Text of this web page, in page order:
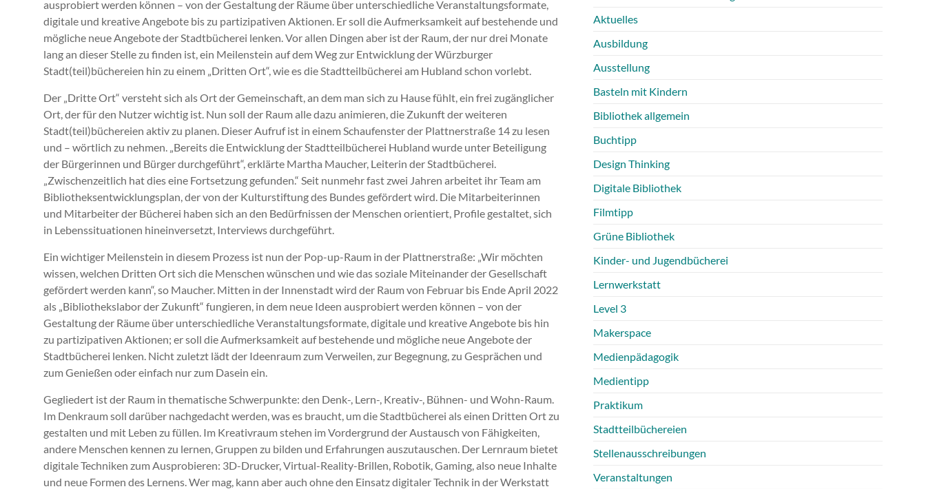
ausprobiert werden können – von der Gestaltung der Räume über unterschiedliche Veranstaltungsformate,
digitale und kreative Angebote bis zu partizipativen Aktionen. Er soll die Aufmerksamkeit auf bestehende und
mögliche neue Angebote der Stadtbücherei lenken. Vor allen Dingen aber ist der Raum, der nur drei Monate
lang an dieser Stelle zu finden ist, ein Meilenstein auf dem Weg zur Entwicklung der Würzburger
Stadt(teil)büchereien hin zu einem „Dritten Ort“, wie es die Stadtteilbücherei am Hubland schon vorlebt.
Der „Dritte Ort“ versteht sich als Ort der Gemeinschaft, an dem man sich zu Hause fühlt, ein frei zugänglicher
Ort, der für den Nutzer wichtig ist. Nun soll der Raum alle dazu animieren, die Zukunft der weiteren
Stadt(teil)büchereien aktiv zu planen. Dieser Aufruf ist in einem Schaufenster der Plattnerstraße 14 zu lesen
und – wörtlich zu nehmen. „Bereits die Entwicklung der Stadtteilbücherei Hubland wurde unter Beteiligung
der Bürgerinnen und Bürger durchgeführt“, erklärte Martha Maucher, Leiterin der Stadtbücherei.
„Zwischenzeitlich hat dies eine Fortsetzung gefunden.“ Seit nunmehr fast zwei Jahren arbeitet ihr Team am
Bibliotheksentwicklungsplan, der von der Kulturstiftung des Bundes gefördert wird. Die Mitarbeiterinnen
und Mitarbeiter der Bücherei haben sich an den Bedürfnissen der Menschen orientiert, Profile gestaltet, sich
in Lebenssituationen hineinversetzt, Interviews durchgeführt.
Ein wichtiger Meilenstein in diesem Prozess ist nun der Pop-up-Raum in der Plattnerstraße: „Wir möchten
wissen, welchen Dritten Ort sich die Menschen wünschen und wie das soziale Miteinander der Gesellschaft
gefördert werden kann“, so Maucher. Mitten in der Innenstadt wird der Raum von Februar bis Ende April 2022
als „Bibliothekslabor der Zukunft“ fungieren, in dem neue Ideen ausprobiert werden können – von der
Gestaltung der Räume über unterschiedliche Veranstaltungsformate, digitale und kreative Angebote bis hin
zu partizipativen Aktionen; er soll die Aufmerksamkeit auf bestehende und mögliche neue Angebote der
Stadtbücherei lenken. Nicht zuletzt lädt der Ideenraum zum Verweilen, zur Begegnung, zu Gesprächen und
zum Genießen oder einfach nur zum Dasein ein.
Gegliedert ist der Raum in thematische Schwerpunkte: den Denk-, Lern-, Kreativ-, Bühnen- und Wohn-Raum.
Im Denkraum soll darüber nachgedacht werden, was es braucht, um die Stadtbücherei als einen Dritten Ort zu
gestalten und mit Leben zu füllen. Im Kreativraum stehen im Vordergrund der Austausch von Fähigkeiten,
andere Menschen kennen zu lernen, Gruppen zu bilden und Erfahrungen auszutauschen. Der Lernraum bietet
digitale Techniken zum Ausprobieren: 3D-Drucker, Virtual-Reality-Brillen, Robotik, Gaming, also neue Inhalte
und neue Formen des Lernens. Wer mag, kann aber auch ohne den Einsatz digitaler Technik in der Werkstatt
Aktuelles
Ausbildung
Ausstellung
Basteln mit Kindern
Bibliothek allgemein
Buchtipp
Design Thinking
Digitale Bibliothek
Filmtipp
Grüne Bibliothek
Kinder- und Jugendbücherei
Lernwerkstatt
Level 3
Makerspace
Medienpädagogik
Medientipp
Praktikum
Stadtteilbüchereien
Stellenausschreibungen
Veranstaltungen